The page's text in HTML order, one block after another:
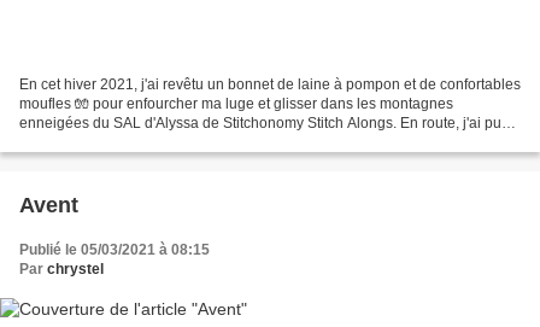
En cet hiver 2021, j'ai revêtu un bonnet de laine à pompon et de confortables
moufles 🧤 pour enfourcher ma luge et glisser dans les montagnes
enneigées du SAL d'Alyssa de Stitchonomy Stitch Alongs. En route, j'ai pu
Avent
Publié le 05/03/2021 à 08:15
Par chrystel